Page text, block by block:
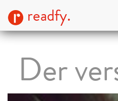
readfy.
Der